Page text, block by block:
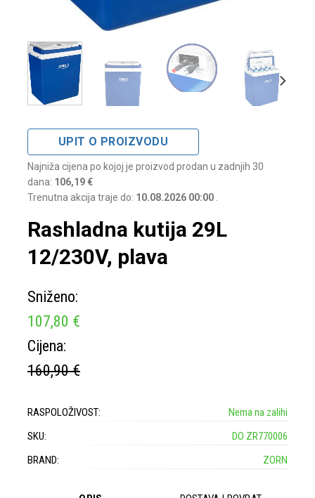
UPIT O PROIZVODU
Najniža cijena po kojoj je proizvod prodan u zadnjih 30
dana: 106,19 €
Trenutna akcija traje do: 10.08.2026 00:00
Rashladna kutija 29L
12/230V, plava
Sniženo:
107,80 €
Cijena:
160,90 €
RASPOLOŽIVOST:
Nema na zalihi
SKU:
DO ZR770006
BRAND:
ZORN